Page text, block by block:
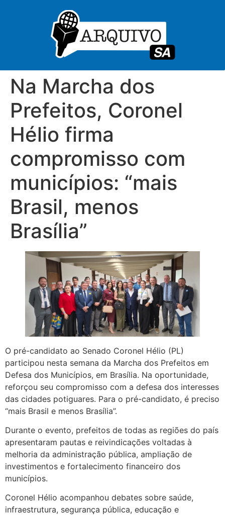
Na Marcha dos
Prefeitos, Coronel
Hélio firma
compromisso com
municípios: “mais
Brasil, menos
Brasília”
O pré-candidato ao Senado Coronel Hélio (PL)
participou nesta semana da Marcha dos Prefeitos em
Defesa dos Municípios, em Brasília. Na oportunidade,
reforçou seu compromisso com a defesa dos interesses
das cidades potiguares. Para o pré-candidato, é preciso
“mais Brasil e menos Brasília”.
Durante o evento, prefeitos de todas as regiões do país
apresentaram pautas e reivindicações voltadas à
melhoria da administração pública, ampliação de
investimentos e fortalecimento financeiro dos
municípios.
Coronel Hélio acompanhou debates sobre saúde,
infraestrutura, segurança pública, educação e